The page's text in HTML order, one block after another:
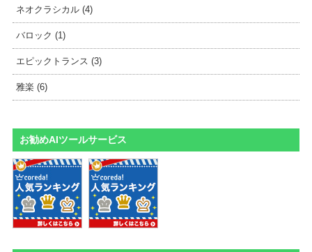
ネオクラシカル (4)
バロック (1)
エピックトランス (3)
雅楽 (6)
お勧めAIツールサービス